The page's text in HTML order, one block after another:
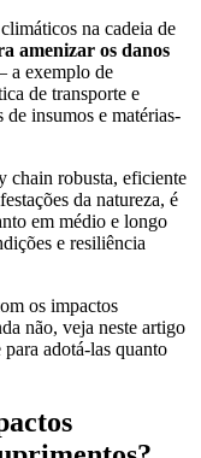
na cadeia de
amenizar os danos
exemplo de
de transporte e
de insumos e matérias-
chain robusta, eficiente
da natureza, é
em médio e longo
e resiliência
os impactos
não, veja neste artigo
adotá-las quanto